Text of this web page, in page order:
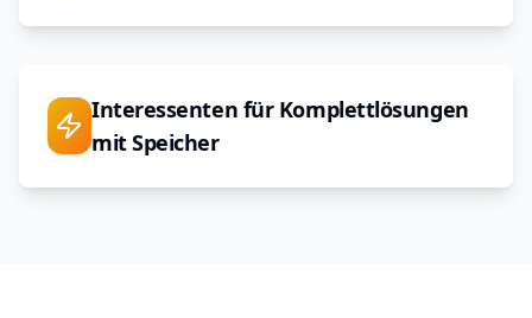
Interessenten für Komplettlösungen
mit Speicher